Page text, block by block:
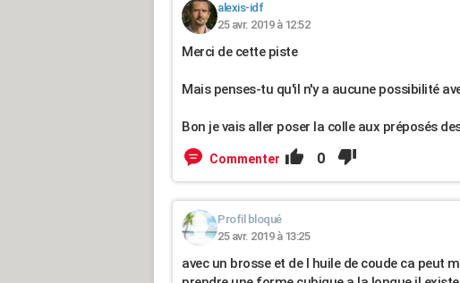
alexis-idf
25 avr. 2019 à 12:52
Merci de cette piste
Mais penses-tu qu'il n'y a aucune possibilité
Bon je vais aller poser la colle aux préposés
Commenter 0
Profil bloqué
25 avr. 2019 à 13:25
avec un brosse et de l huile de coude ca peut